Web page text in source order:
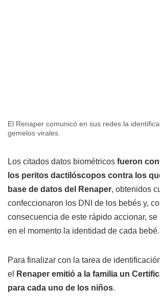
El Renaper comunicó en sus redes la
gemelos virales.
Los citados datos biométricos fueron
los peritos dactilóscopos contra los
base de datos del Renaper, obtenidos
confeccionaron los DNI de los bebés y,
consecuencia de este rápido accionar, se
en el momento la identidad de cada bebé.
Para finalizar con la tarea de
el
Renaper emitió a la familia un
para cada uno de los niños.